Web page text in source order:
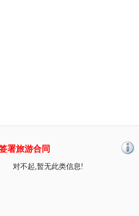
署旅游合同
对不起,暂无此类信息!